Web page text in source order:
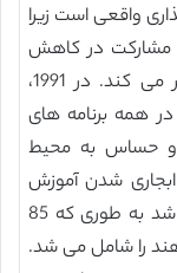
واقعی است زیرا
مشارکت در کاهش
اثرات زیست محیطی نامطلوب را امکان پذیر می کند. در 1991،
همه برنامه های
و حساس به محیط
شدن آموزش
محیط زیست در همه دوره های کارشناسی شد به طوری که 85
را شامل می شد.